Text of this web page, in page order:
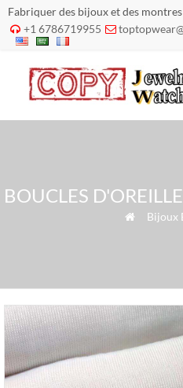
Fabriquer des bijoux et des montres
 +1 6786719955 
BOUCLES
 Bijoux